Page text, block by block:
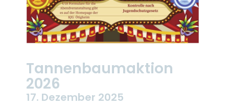
Tannenbaumaktion
2026
17. Dezember 2025